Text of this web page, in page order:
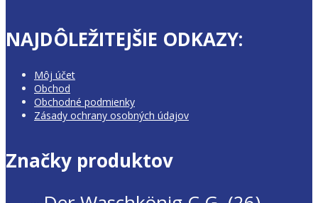
NAJDÔLEŽITEJŠIE ODKAZY:
Môj účet
Obchod
Obchodné podmienky
Zásady ochrany osobných údajov
Značky produktov